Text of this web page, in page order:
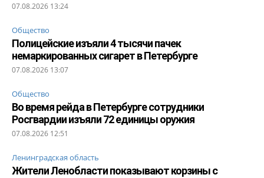
07.08.2026 13:24
Общество
Полицейские изъяли 4 тысячи пачек
немаркированных сигарет в Петербурге
07.08.2026 13:07
Общество
Во время рейда в Петербурге сотрудники
Росгвардии изъяли 72 единицы оружия
07.08.2026 12:51
Ленинградская область
Жители Ленобласти показывают корзины с